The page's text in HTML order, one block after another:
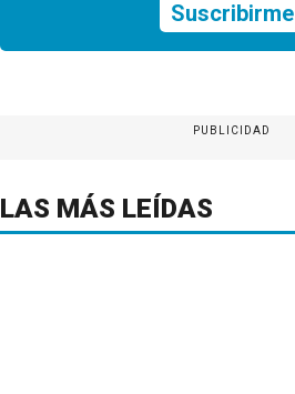
Suscribirme
PUBLICIDAD
LAS MÁS LEÍDAS